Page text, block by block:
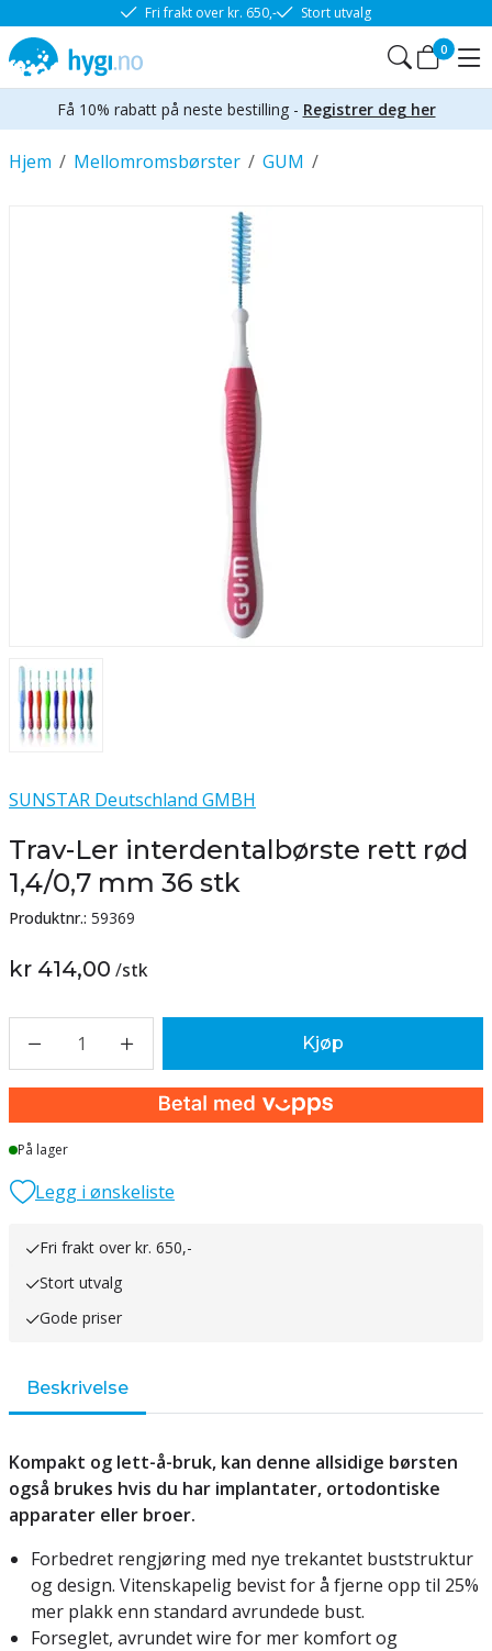
Fri frakt over kr. 650,- Stort utvalg
0
Få 10% rabatt på neste bestilling - Registrer deg her
/
Hjem /
Mellomromsbørster /
GUM
SUNSTAR Deutschland GMBH
Trav-Ler interdentalbørste rett rød
1,4/0,7 mm 36 stk
Produktnr.: 59369
kr 414,00 /stk
1 Kjøp
På lager
Legg i ønskeliste
Fri frakt over kr. 650,-
Stort utvalg
Gode priser
Beskrivelse
Kompakt og lett-å-bruk, kan denne allsidige børsten
også brukes hvis du har implantater, ortodontiske
apparater eller broer.
Forbedret rengjøring med nye trekantet buststruktur
og design. Vitenskapelig bevist for å fjerne opp til 25%
mer plakk enn standard avrundede bust.
Forseglet, avrundet wire for mer komfort og